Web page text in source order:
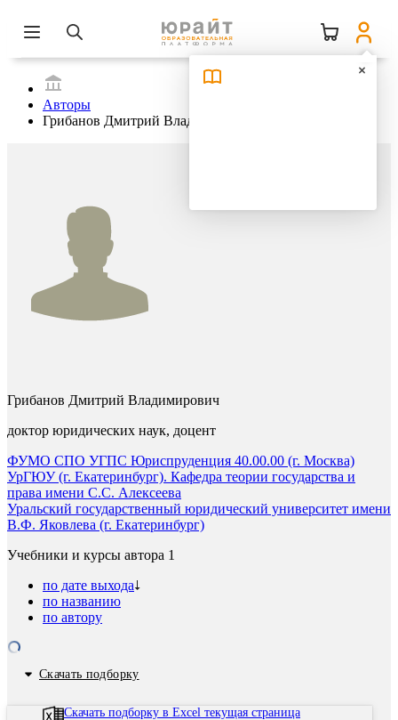
Авторы
Грибанов Дмитрий Владимирович
Грибанов Дмитрий Владимирович
доктор юридических наук, доцент
ФУМО СПО УГПС Юриспруденция 40.00.00 (г. Москва)
УрГЮУ (г. Екатеринбург). Кафедра теории государства и
права имени С.С. Алексеева
Уральский государственный юридический университет имени
В.Ф. Яковлева (г. Екатеринбург)
Учебники и курсы автора 1
по дате выхода
по названию
по автору
Скачать подборку
Скачать подборку в Excel текущая страница